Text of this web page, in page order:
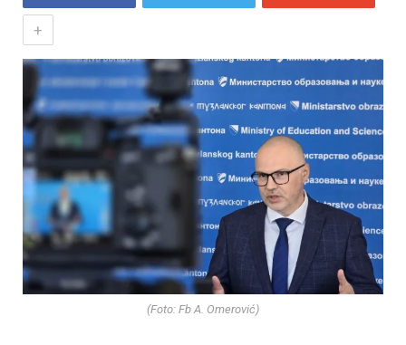
+
(Foto: Fb A. Omerović)